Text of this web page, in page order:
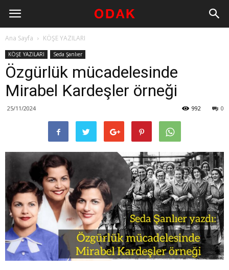
Ana Sayfa KÖŞE YAZILARI
KÖŞE YAZILARI Seda Şanlıer
Özgürlük mücadelesinde
Mirabel Kardeşler örneği
25/11/2024 0
992